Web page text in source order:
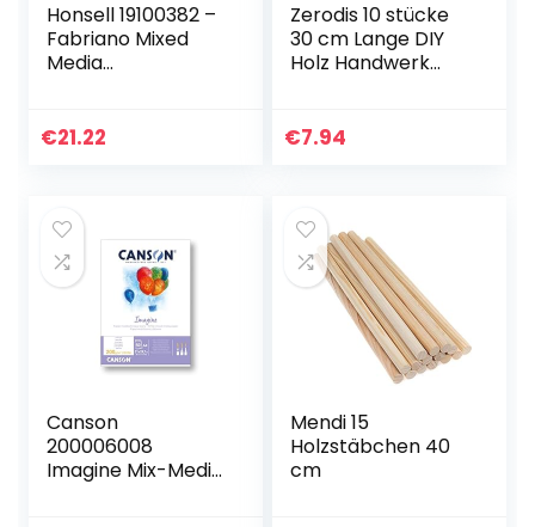
Honsell 19100382 –
Fabriano Mixed
Media
Blatt 250 g/m²,
€21.22
Zerodis 10 stücke
30 cm Lange DIY
Holz Handwerk
Bambusstäbe zum
€7.94
Canson
200006008
Imagine Mix-Media
Mendi 15
Holzstäbchen 40
cm